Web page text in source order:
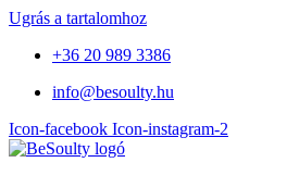
Ugrás a tartalomhoz
+36 20 989 3386
info@besoulty.hu
Icon-facebook Icon-instagram-2